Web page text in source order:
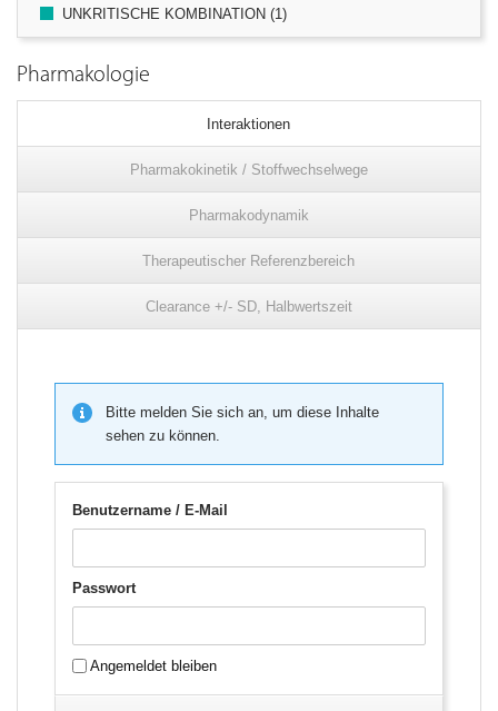
UNKRITISCHE KOMBINATION (1)
Pharmakologie
Interaktionen
Pharmakokinetik / Stoffwechselwege
Pharmakodynamik
Therapeutischer Referenzbereich
Clearance +/- SD, Halbwertszeit
Bitte melden Sie sich an, um diese Inhalte
sehen zu können.
Benutzername / E-Mail
Passwort
Angemeldet bleiben